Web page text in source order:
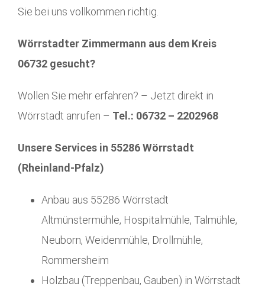
Sie bei uns vollkommen richtig.
Wörrstadter Zimmermann aus dem Kreis
06732 gesucht?
Wollen Sie mehr erfahren? – Jetzt direkt in
Wörrstadt anrufen – Tel.: 06732 – 2202968
Unsere Services in 55286 Wörrstadt
(Rheinland-Pfalz)
Anbau aus 55286 Wörrstadt
Altmünstermühle, Hospitalmühle, Talmühle,
Neuborn, Weidenmühle, Drollmühle,
Rommersheim
Holzbau (Treppenbau, Gauben) in Wörrstadt